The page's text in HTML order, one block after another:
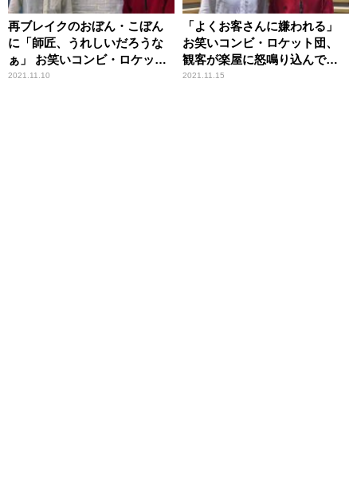
再ブレイクのおぼん・こぼん
に「師匠、うれしいだろうな
ぁ」 お笑いコンビ・ロケット
団が語る『師匠の願い』
2021.11.10
「よくお客さんに嫌われる」
お笑いコンビ・ロケット団、
観客が楽屋に怒鳴り込んでき
た事件を明かす
2021.11.15